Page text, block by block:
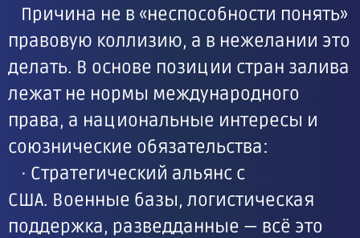
Причина не в «неспособности понять»
правовую коллизию, а в нежелании это
делать. В основе позиции стран залива
лежат не нормы международного
права, а национальные интересы и
союзнические обязательства:
· Стратегический альянс с
США. Военные базы, логистическая
поддержка, разведданные — всё это